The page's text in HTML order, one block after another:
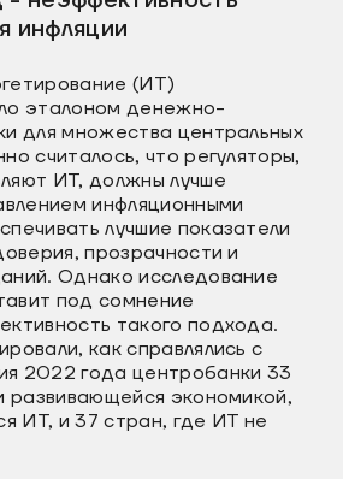
инфляции
(ИТ)
эталоном денежно-
для множества центральных
считалось, что регуляторы,
ИТ, должны лучше
инфляционными
лучшие показатели
прозрачности и
Однако исследование
под сомнение
такого подхода.
как справлялись с
2022 года центробанки 33
развивающейся экономикой,
ИТ, и 37 стран, где ИТ не